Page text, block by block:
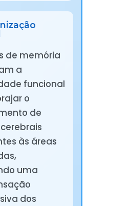
de memória
a
funcional
o
de
às áreas
uma
dos